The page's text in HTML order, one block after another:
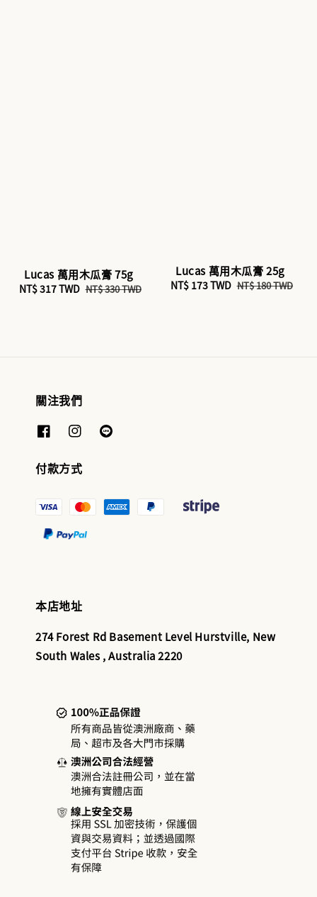
Lucas 萬用木瓜膏 75g
Sale
NT$ 317 TWD Regular
NT$ 330 TWD
Lucas 萬用木瓜膏 25g
Sale
NT$ 173 TWD Regular
NT$ 180 TWD
關注我們
付款方式
本店地址
274 Forest Rd Basement Level Hurstville, New
South Wales , Australia 2220